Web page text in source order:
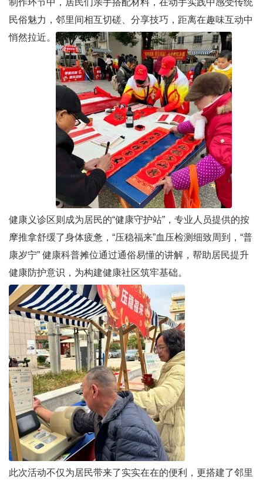
制作环节中，居民们亲手搭配材料，在动手实践中感受传统
民俗魅力，邻里间相互切磋、分享技巧，距离在趣味互动中
悄然拉近。
健康义诊区则成为居民的“健康守护站”，专业人员提供的按
摩推拿舒缓了身体疲惫，“压稳福来”血压检测细致周到，“普
康岁宁” 健康科普摊位通过通俗易懂的讲解，帮助居民提升
健康防护意识，为构建健康社区筑牢基础。
此次活动不仅为居民带来了实实在在的便利，更搭建了邻里